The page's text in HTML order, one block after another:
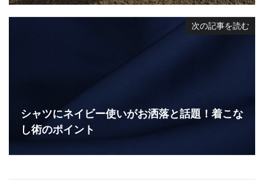
次の記事を読む
シャツにネイビー使いがお洒落と話題！着こな
し術のポイント